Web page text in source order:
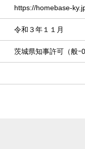
https://homebase-
令和３年１１月
茨城県知事許可（般